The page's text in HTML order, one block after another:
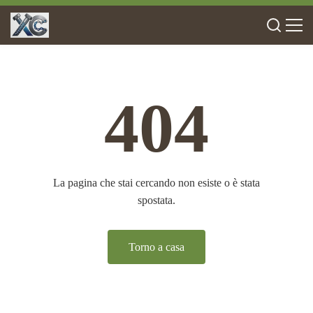
404
La pagina che stai cercando non esiste o è stata
spostata.
Torno a casa